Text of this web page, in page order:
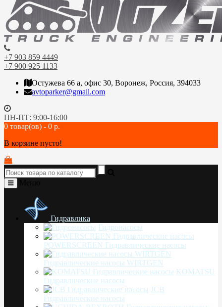
+7 903 859 4449
+7 900 925 1133
Остужева 66 а, офис 30, Воронеж, Россия, 394033
avtoparker@gmail.com
ПН-ПТ: 9:00-16:00
0 товар(ов) - 0 р.
В корзине пусто!
Гидравлика
Гидронасосы
POWERSCREEN Гидравлические насосы
Гидравлические насосы WIRTGEN
KOMATSU
Гидравлические насосы
JCB
Гидравлические насосы